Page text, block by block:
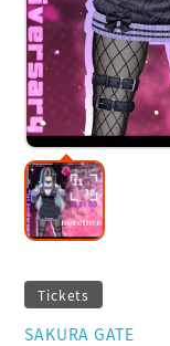
Tickets
SAKURA GATE